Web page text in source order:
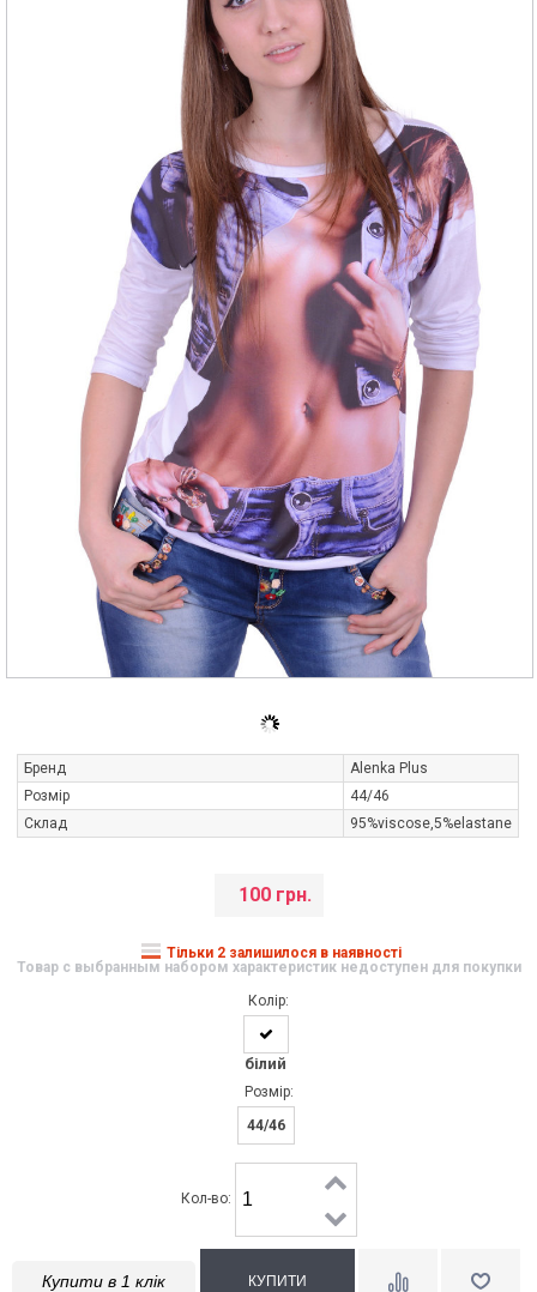
Бренд
Alenka Plus
Розмір
44/46
Склад
95%viscose,5%elastane
100 грн.
Тільки 2 залишилося в наявності
Товар с выбранным набором характеристик недоступен для покупки
Колір:
білий
Розмір:
44/46
Кол-во:
Купити в 1 клік